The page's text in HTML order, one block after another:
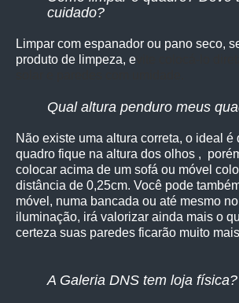
cuidado?
Limpar com espanador ou pano seco,
produto de limpeza, e
Qual altura penduro meus
Não existe uma altura correta, o ideal é
quadro fique na altura dos olhos ,
colocar acima de um sofá ou móvel
distância de 0,25cm. Você pode
móvel, numa bancada ou até mesmo
iluminação, irá valorizar ainda mais o
certeza suas paredes ficarão muito
A Galeria DNS tem loja física?